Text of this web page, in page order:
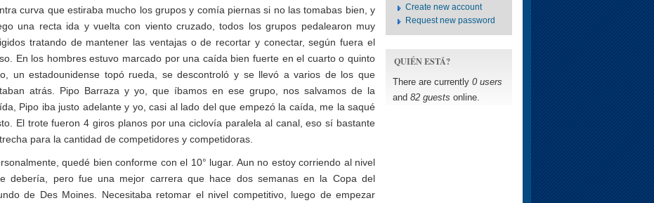
curva que estiraba mucho los grupos y comía piernas si no las tomabas bien, y
una recta ida y vuelta con viento cruzado, todos los grupos pedalearon muy
tratando de mantener las ventajas o de recortar y conectar, según fuera el
En los hombres estuvo marcado por una caída bien fuerte en el cuarto o quinto
un estadounidense topó rueda, se descontroló y se llevó a varios de los que
atrás. Pipo Barraza y yo, que íbamos en ese grupo, nos salvamos de la
Pipo iba justo adelante y yo, casi al lado del que empezó la caída, me la saqué
El trote fueron 4 giros planos por una ciclovía paralela al canal, eso sí bastante
para la cantidad de competidores y competidoras.
quedé bien conforme con el 10° lugar. Aun no estoy corriendo al nivel
debería, pero fue una mejor carrera que hace dos semanas en la Copa del
de Des Moines. Necesitaba retomar el nivel competitivo, luego de empezar
Create new account
Request new password
QUIÉN ESTÁ?
There are currently 0 users
and 82 guests online.